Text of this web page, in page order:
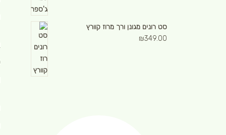
סט רונים מגונן ורך מרוז קוורץ
₪349.00